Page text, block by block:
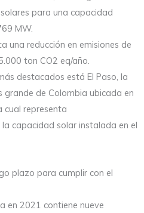
para una capacidad
MW.
una reducción en emisiones de
ton CO2 eq/año.
destacados está El Paso, la
de Colombia ubicada en
cual representa
capacidad solar instalada en el
plazo para cumplir con el
en 2021 contiene nueve